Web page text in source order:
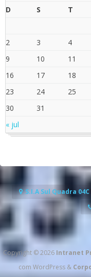
D
S T
2
3 4
9
10 11
16
17 18
23
24 25
30
31
« jul
S.I.A Sul Quadra
Copyright © 2026 Intranet
com WordPress &